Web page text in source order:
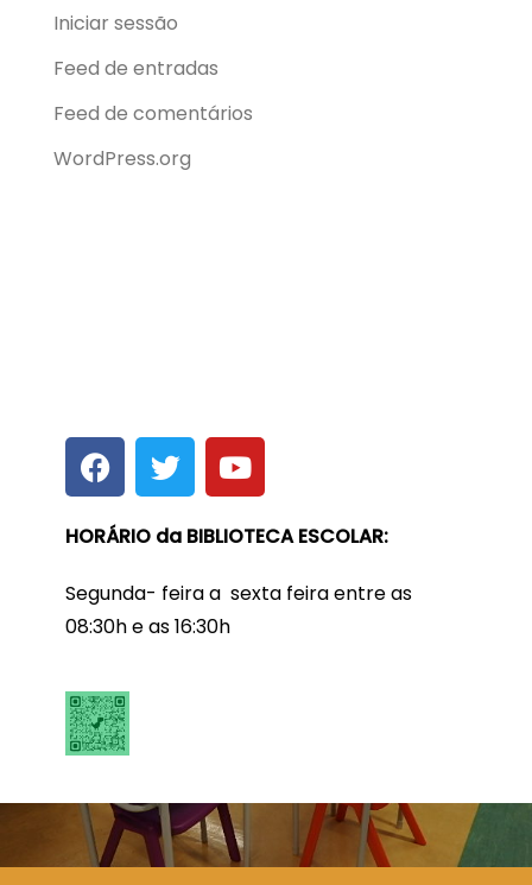
Iniciar sessão
Feed de entradas
Feed de comentários
WordPress.org
HORÁRIO da BIBLIOTECA ESCOLAR:
Segunda- feira a sexta feira entre as
08:30h e as 16:30h